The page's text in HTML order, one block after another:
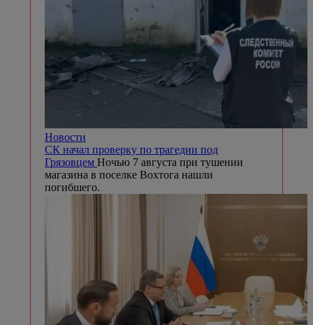
Новости
СК начал проверку по трагедии под
Грязовцем Ночью 7 августа при тушении
магазина в поселке Вохтога нашли
погибшего.